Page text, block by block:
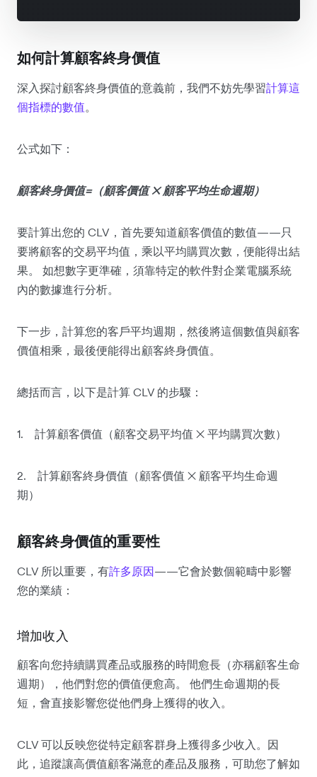
如何計算顧客終身價值
深入探討顧客終身價值的意義前，我們不妨先學習計算這
個指標的數值。
公式如下：
顧客終身價值=（顧客價值 ✕ 顧客平均生命週期）
要計算出您的 CLV，首先要知道顧客價值的數值——只
要將顧客的交易平均值，乘以平均購買次數，便能得出結
果。 如想數字更準確，須靠特定的軟件對企業電腦系統
內的數據進行分析。
下一步，計算您的客戶平均週期，然後將這個數值與顧客
價值相乘，最後便能得出顧客終身價值。
總括而言，以下是計算 CLV 的步驟：
1. 計算顧客價值（顧客交易平均值 ✕ 平均購買次數）
2. 計算顧客終身價值（顧客價值 ✕ 顧客平均生命週
期）
顧客終身價值的重要性
CLV 所以重要，有許多原因——它會於數個範疇中影響
您的業績：
增加收入
顧客向您持續購買產品或服務的時間愈長（亦稱顧客生命
週期），他們對您的價值便愈高。 他們生命週期的長
短，會直接影響您從他們身上獲得的收入。
CLV 可以反映您從特定顧客群身上獲得多少收入。因
此，追蹤讓高價值顧客滿意的產品及服務，可助您了解如